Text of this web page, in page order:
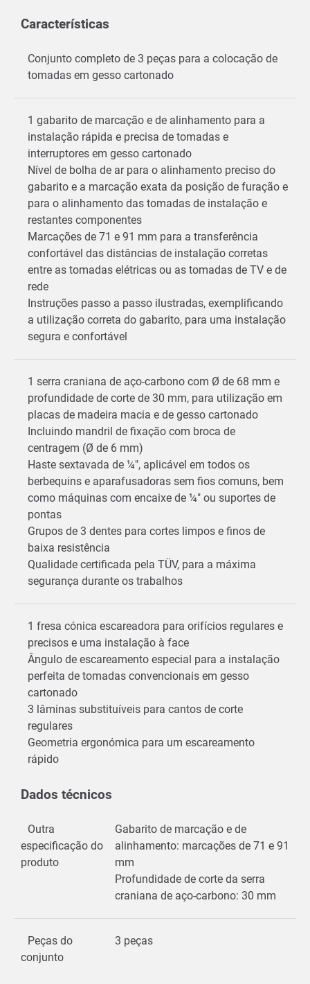
Características
Conjunto completo de 3 peças para a colocação de
tomadas em gesso cartonado
1 gabarito de marcação e de alinhamento para a
instalação rápida e precisa de tomadas e
interruptores em gesso cartonado
Nível de bolha de ar para o alinhamento preciso do
gabarito e a marcação exata da posição de furação e
para o alinhamento das tomadas de instalação e
restantes componentes
Marcações de 71 e 91 mm para a transferência
confortável das distâncias de instalação corretas
entre as tomadas elétricas ou as tomadas de TV e de
rede
Instruções passo a passo ilustradas, exemplificando
a utilização correta do gabarito, para uma instalação
segura e confortável
1 serra craniana de aço-carbono com Ø de 68 mm e
profundidade de corte de 30 mm, para utilização em
placas de madeira macia e de gesso cartonado
Incluindo mandril de fixação com broca de
centragem (Ø de 6 mm)
Haste sextavada de ¼", aplicável em todos os
berbequins e aparafusadoras sem fios comuns, bem
como máquinas com encaixe de ¼" ou suportes de
pontas
Grupos de 3 dentes para cortes limpos e finos de
baixa resistência
Qualidade certificada pela TÜV, para a máxima
segurança durante os trabalhos
1 fresa cónica escareadora para orifícios regulares e
precisos e uma instalação à face
Ângulo de escareamento especial para a instalação
perfeita de tomadas convencionais em gesso
cartonado
3 lâminas substituíveis para cantos de corte
regulares
Geometria ergonómica para um escareamento
rápido
Dados técnicos
Outra
especificação do
produto
Gabarito de marcação e de
alinhamento: marcações de 71 e 91
mm
Profundidade de corte da serra
craniana de aço-carbono: 30 mm
Peças do
conjunto
3 peças